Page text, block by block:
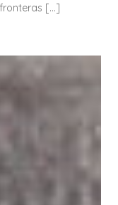
[…]